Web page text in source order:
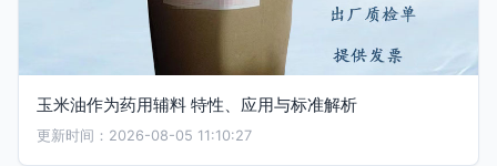
玉米油作为药用辅料 特性、应用与标准解析
更新时间：2026-08-05 11:10:27